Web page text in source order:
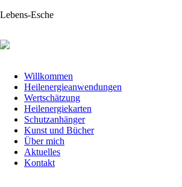
Lebens-Esche
überspringenWillkommen
Heilenergieanwendungen
Wertschätzung
Heilenergiekarten
Schutzanhänger
Kunst und Bücher
Über mich
Aktuelles
Kontakt